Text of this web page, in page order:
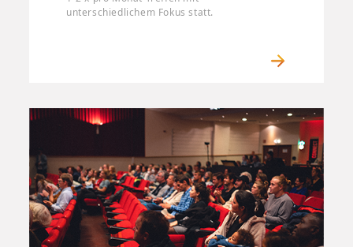
unterschiedlichem Fokus statt.